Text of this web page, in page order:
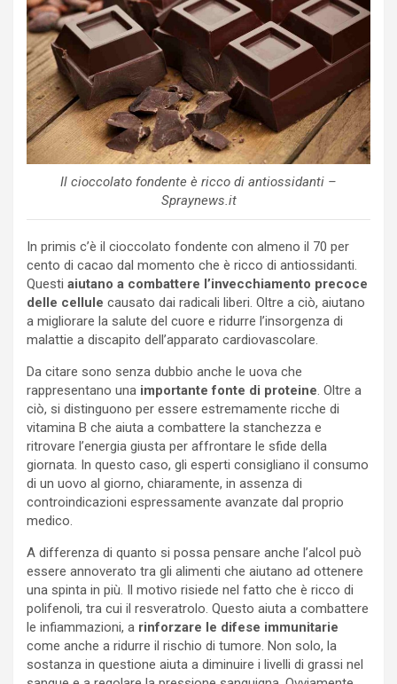
Il cioccolato fondente è ricco di antiossidanti –
Spraynews.it
In primis c’è il cioccolato fondente con almeno il 70 per
cento di cacao dal momento che è ricco di antiossidanti.
Questi aiutano a combattere l’invecchiamento precoce
delle cellule causato dai radicali liberi. Oltre a ciò, aiutano
a migliorare la salute del cuore e ridurre l’insorgenza di
malattie a discapito dell’apparato cardiovascolare.
Da citare sono senza dubbio anche le uova che
rappresentano una importante fonte di proteine. Oltre a
ciò, si distinguono per essere estremamente ricche di
vitamina B che aiuta a combattere la stanchezza e
ritrovare l’energia giusta per affrontare le sfide della
giornata. In questo caso, gli esperti consigliano il consumo
di un uovo al giorno, chiaramente, in assenza di
controindicazioni espressamente avanzate dal proprio
medico.
A differenza di quanto si possa pensare anche l’alcol può
essere annoverato tra gli alimenti che aiutano ad ottenere
una spinta in più. Il motivo risiede nel fatto che è ricco di
polifenoli, tra cui il resveratrolo. Questo aiuta a combattere
le infiammazioni, a rinforzare le difese immunitarie
come anche a ridurre il rischio di tumore. Non solo, la
sostanza in questione aiuta a diminuire i livelli di grassi nel